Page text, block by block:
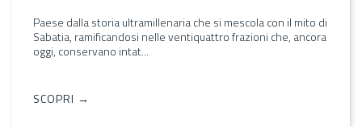
Paese dalla storia ultramillenaria che si mescola con il mito di
Sabatia, ramificandosi nelle ventiquattro frazioni che, ancora
oggi, conservano intat...
SCOPRI →